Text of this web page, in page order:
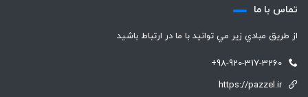
تماس با ما
از طريق مبادي زير مي توانيد با ما در ارتباط باشيد
+98-920-317-3260
https://pazzel.ir